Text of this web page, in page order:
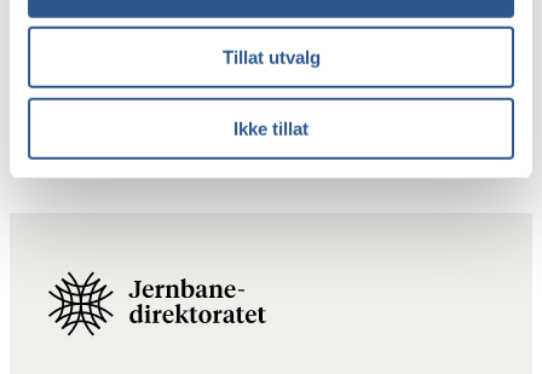
Tillat utvalg
Ikke tillat
Studie av korrelasjoner mellom
transienter i impulslignende
hendelser, belastning av
infrastruktur og støyplagegrad